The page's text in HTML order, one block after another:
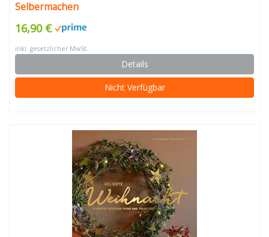
Selbermachen
16,90 €
inkl. gesetzlicher MwSt.
Details
Nicht Verfügbar